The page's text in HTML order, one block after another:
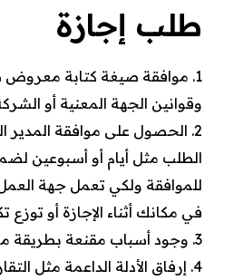
طلب إجازة
موافقة صيغة كتابة معروض
وقوانين الجهة المعنية أو
الحصول على موافقة المدير
الطلب مثل أيام أو أسبوعين
للموافقة ولكي تعمل جهة
في مكانك أثناء الإجازة أو توزع
وجود أسباب مقنعة بطريقة
إرفاق الأدلة الداعمة مثل